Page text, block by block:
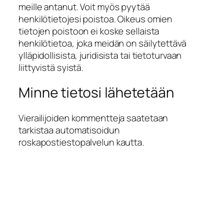
meille antanut. Voit myös pyytää
henkilötietojesi poistoa. Oikeus omien
tietojen poistoon ei koske sellaista
henkilötietoa, joka meidän on säilytettävä
ylläpidollisista, juridisista tai tietoturvaan
liittyvistä syistä.
Minne tietosi lähetetään
Vierailijoiden kommentteja saatetaan
tarkistaa automatisoidun
roskapostiestopalvelun kautta.